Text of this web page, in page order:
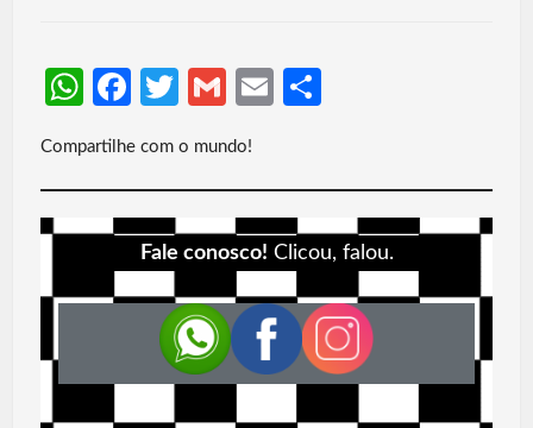
W
at
s
A
p
Fa
b
o
o
k
T
itt
er
G
ail
E
e
Compartilhe com o mundo!
Fale conosco! Clicou, falou.